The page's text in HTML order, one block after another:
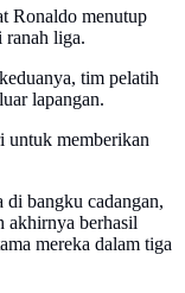
Ronaldo menutup
liga.
tim pelatih
lapangan.
untuk memberikan
di bangku cadangan,
akhirnya berhasil
mereka dalam tiga